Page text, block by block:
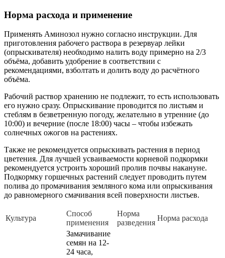
Норма расхода и применение
Применять Аминозол нужно согласно инструкции. Для
приготовления рабочего раствора в резервуар лейки
(опрыскивателя) необходимо налить воду примерно на 2/3
объёма, добавить удобрение в соответствии с
рекомендациями, взболтать и долить воду до расчётного
объёма.
Рабочий раствор хранению не подлежит, то есть использовать
его нужно сразу. Опрыскивание проводится по листьям и
стеблям в безветренную погоду, желательно в утренние (до
10:00) и вечерние (после 18:00) часы – чтобы избежать
солнечных ожогов на растениях.
Также не рекомендуется опрыскивать растения в период
цветения. Для лучшей усваиваемости корневой подкормки
рекомендуется устроить хороший пролив почвы накануне.
Подкормку горшечных растений следует проводить путем
полива до промачивания земляного кома или опрыскивания
до равномерного смачивания всей поверхности листьев.
Культура
Способ
применения
Норма
разведения
Норма расхода
Замачивание
семян на 12-
24 часа,